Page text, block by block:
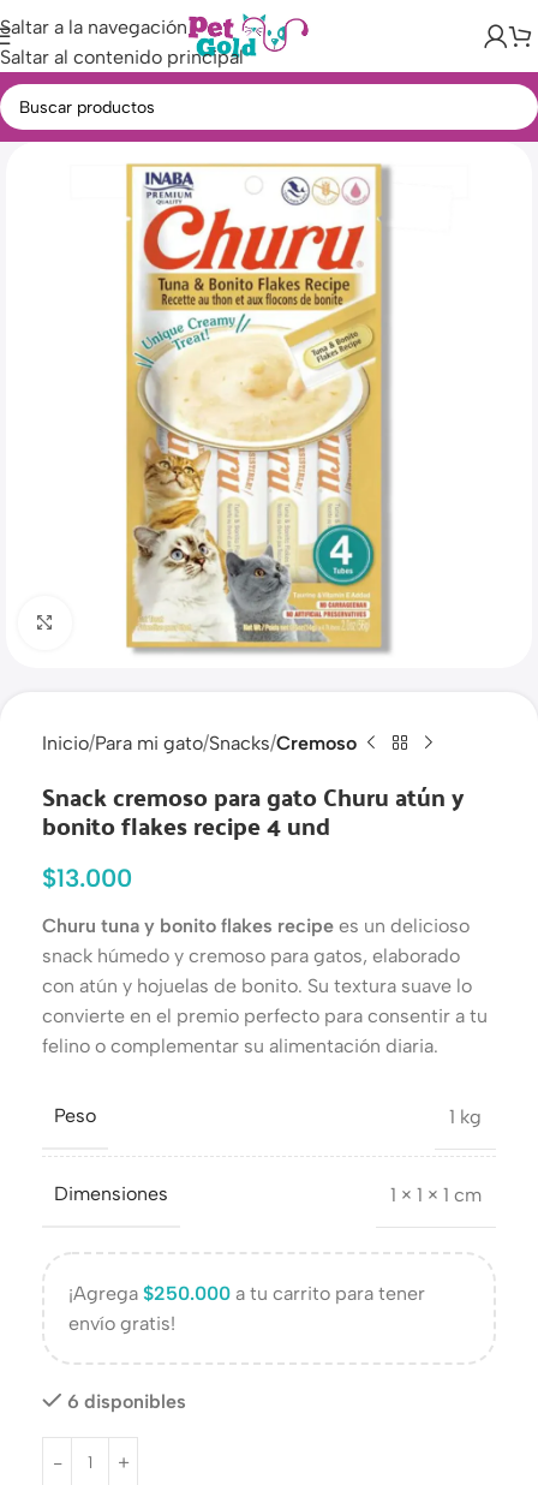
Saltar a la navegación
Saltar al contenido principal
Haga clic para ampliar
Inicio Para mi gato Snacks Cremoso
Snack cremoso para gato Churu atún y
bonito flakes recipe 4 und
$13.000
Churu tuna y bonito flakes recipe es un delicioso
snack húmedo y cremoso para gatos, elaborado
con atún y hojuelas de bonito. Su textura suave lo
convierte en el premio perfecto para consentir a tu
felino o complementar su alimentación diaria.
Peso 1 kg
Dimensiones 1 × 1 × 1 cm
¡Agrega $250.000 a tu carrito para tener
envío gratis!
6 disponibles